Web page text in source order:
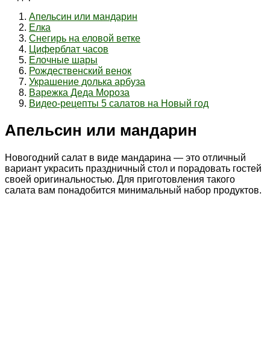
Апельсин или мандарин
Елка
Снегирь на еловой ветке
Циферблат часов
Елочные шары
Рождественский венок
Украшение долька арбуза
Варежка Деда Мороза
Видео-рецепты 5 салатов на Новый год
Апельсин или мандарин
Новогодний салат в виде мандарина — это отличный
вариант украсить праздничный стол и порадовать гостей
своей оригинальностью. Для приготовления такого
салата вам понадобится минимальный набор продуктов.